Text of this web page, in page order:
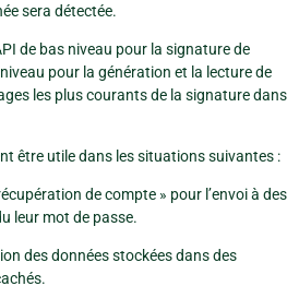
sera détectée.
de bas niveau pour la signature de
pour la génération et la lecture de
les plus courants de la signature dans
être utile dans les situations suivantes :
de compte » pour l’envoi à des
leur mot de passe.
des données stockées dans des